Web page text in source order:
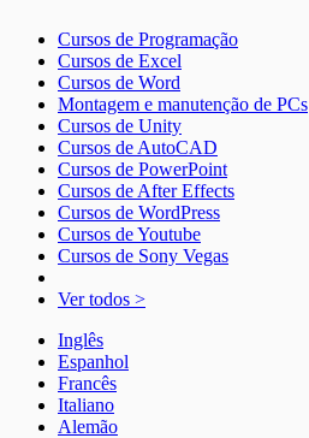
Cursos de Programação
Cursos de Excel
Cursos de Word
Montagem e manutenção de PCs
Cursos de Unity
Cursos de AutoCAD
Cursos de PowerPoint
Cursos de After Effects
Cursos de WordPress
Cursos de Youtube
Cursos de Sony Vegas
Ver todos >
Inglês
Espanhol
Francês
Italiano
Alemão